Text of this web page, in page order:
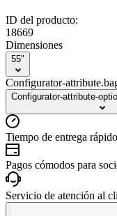
ID del producto:
18669
Dimensiones
55"
Configurator-
Configurator-attribute-
Tiempo de entrega rápido
Pagos cómodos para
Servicio de atención al